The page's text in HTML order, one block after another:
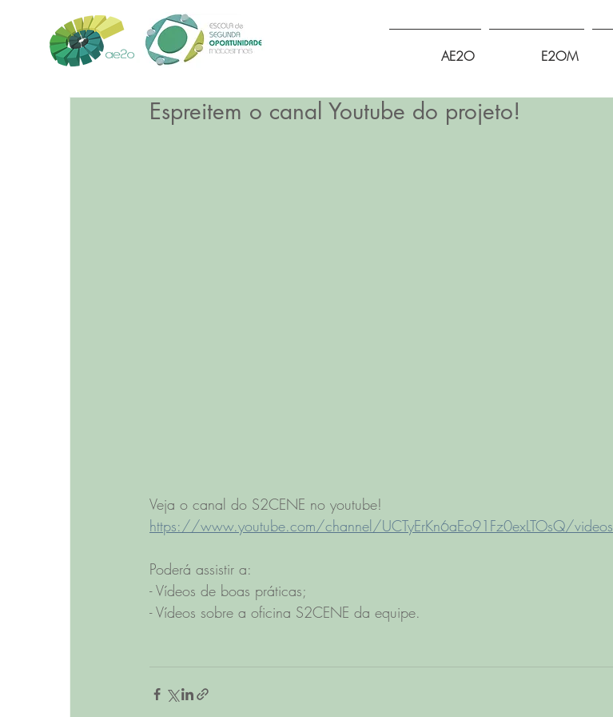
Espreitem o canal Youtube do projeto!
Veja o canal do S2CENE no youtube!
https://www.youtube.com/channel/UCTyErKn6aEo91Fz0exLTOsQ/videos
Poderá assistir a:
- Vídeos de boas práticas;
- Vídeos sobre a oficina S2CENE da equipe.
AE2O E2OM